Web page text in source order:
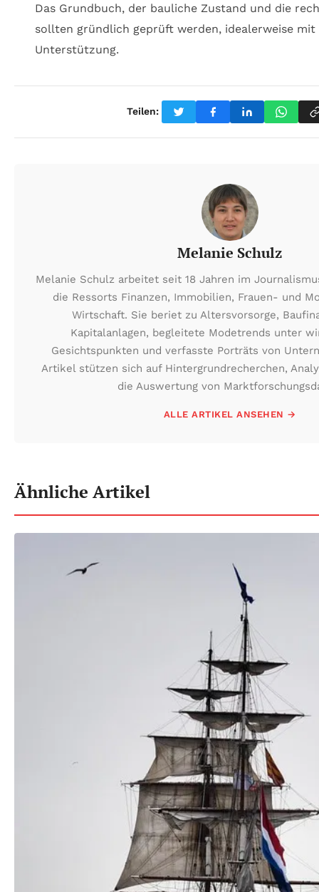
Das Grundbuch, der bauliche Zustand und die
sollten gründlich geprüft werden, idealerweise mit
Unterstützung.
Teilen:
Melanie Schulz
Melanie Schulz arbeitet seit 18 Jahren im
die Ressorts Finanzen, Immobilien, Frauen- und
Wirtschaft. Sie beriet zu Altersvorsorge,
Kapitalanlagen, begleitete Modetrends unter
Gesichtspunkten und verfasste Porträts von
Artikel stützen sich auf Hintergrundrecherchen,
die Auswertung von
ALLE ARTIKEL ANSEHEN →
Ähnliche Artikel